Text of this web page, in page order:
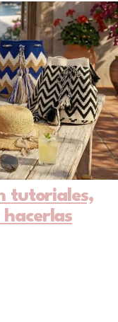
tutoriales,